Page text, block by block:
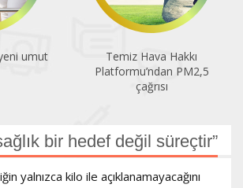
umut
Temiz Hava Hakkı
Platformu’ndan PM2,5
çağrısı
bir hedef değil süreçtir”
yalnızca kilo ile açıklanamayacağını